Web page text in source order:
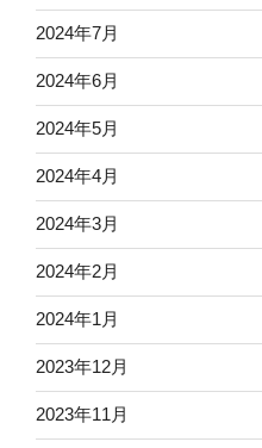
2024年7月
2024年6月
2024年5月
2024年4月
2024年3月
2024年2月
2024年1月
2023年12月
2023年11月